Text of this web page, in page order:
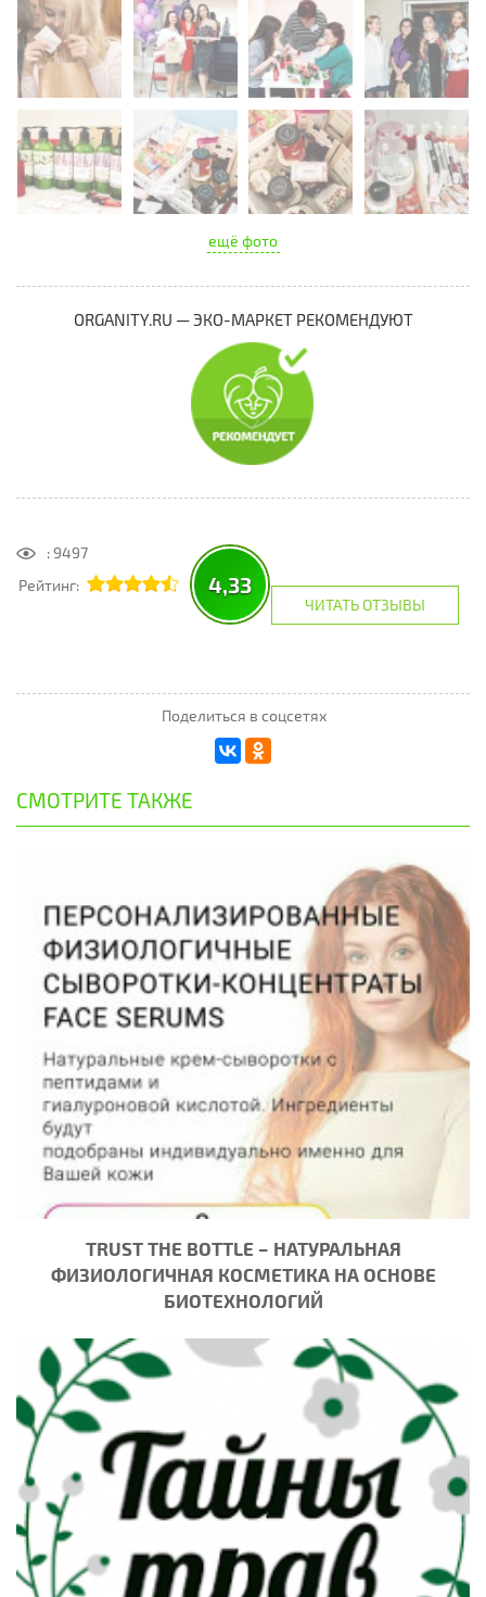
ещё фото
ORGANITY.RU — ЭКО-МАРКЕТ РЕКОМЕНДУЮТ
: 9497
Рейтинг:
4,33
ЧИТАТЬ ОТЗЫВЫ
Поделиться в соцсетях
СМОТРИТЕ ТАКЖЕ
TRUST THE BOTTLE – НАТУРАЛЬНАЯ
ФИЗИОЛОГИЧНАЯ КОСМЕТИКА НА ОСНОВЕ
БИОТЕХНОЛОГИЙ